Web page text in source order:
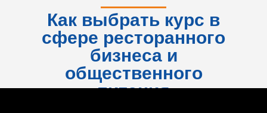
Как выбрать курс в
сфере ресторанного
бизнеса и
общественного
питания